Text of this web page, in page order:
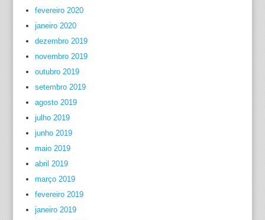
fevereiro 2020
janeiro 2020
dezembro 2019
novembro 2019
outubro 2019
setembro 2019
agosto 2019
julho 2019
junho 2019
maio 2019
abril 2019
março 2019
fevereiro 2019
janeiro 2019